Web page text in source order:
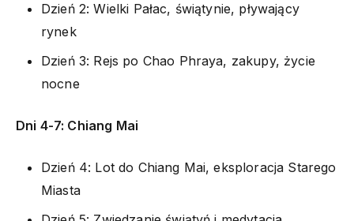
Dzień 2: Wielki Pałac, świątynie, pływający
rynek
Dzień 3: Rejs po Chao Phraya, zakupy, życie
nocne
Dni 4-7: Chiang Mai
Dzień 4: Lot do Chiang Mai, eksploracja Starego
Miasta